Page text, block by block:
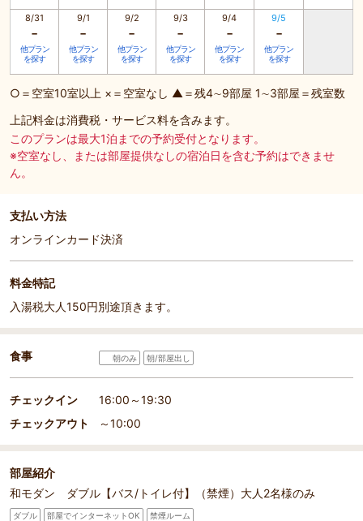
8/31
-
他プラン
を探す
9/1
-
他プラン
を探す
9/2
-
他プラン
を探す
9/3
-
他プラン
を探す
9/4
-
他プラン
を探す
9/5
-
他プラン
を探す
○＝空室10室以上 ×＝空室なし ▲＝残4∼9部屋 1∼3部屋＝残室数
上記料金は消費税・サービス料を含みます。
このプランは最大1泊までの予約受付となります。
※空室なし、または部屋提供なしの宿泊日を含む予約はできませ
ん。
支払い方法
オンラインカード決済
料金特記
入湯税大人150円別途頂きます。
食事 朝のみ 朝/部屋出し
チェックイン
16:00～19:30
チェックアウト
～10:00
部屋紹介
和モダン ダブル【バス/トイレ付】（禁煙）大人2名様のみ
ダブル 部屋でインターネットOK 禁煙ルーム